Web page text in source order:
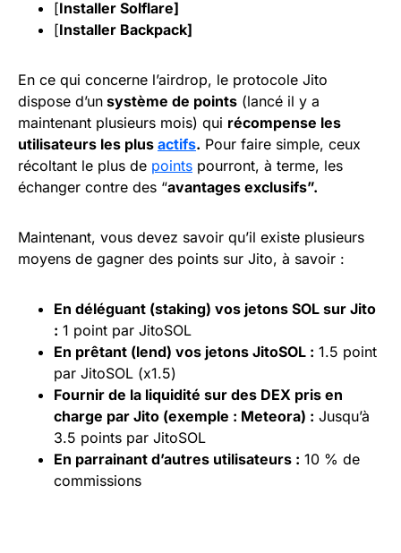
[Installer Solflare]
[Installer Backpack]
En ce qui concerne l’airdrop, le protocole Jito
dispose d’un système de points (lancé il y a
maintenant plusieurs mois) qui récompense les
utilisateurs les plus actifs. Pour faire simple, ceux
récoltant le plus de points pourront, à terme, les
échanger contre des “avantages exclusifs”.
Maintenant, vous devez savoir qu’il existe plusieurs
moyens de gagner des points sur Jito, à savoir :
En déléguant (staking) vos jetons SOL sur Jito
: 1 point par JitoSOL
En prêtant (lend) vos jetons JitoSOL : 1.5 point
par JitoSOL (x1.5)
Fournir de la liquidité sur des DEX pris en
charge par Jito (exemple : Meteora) : Jusqu’à
3.5 points par JitoSOL
En parrainant d’autres utilisateurs : 10 % de
commissions